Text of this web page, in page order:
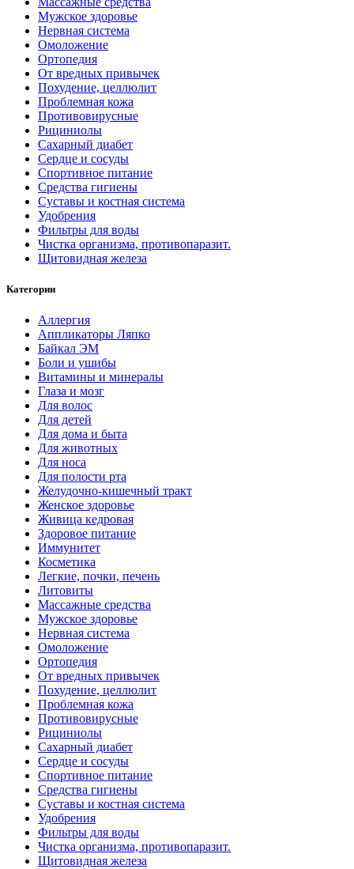
Мужское здоровье
Нервная система
Омоложение
Ортопедия
От вредных привычек
Похудение, целлюлит
Проблемная кожа
Противовирусные
Рициниолы
Сахарный диабет
Сердце и сосуды
Спортивное питание
Средства гигиены
Суставы и костная система
Удобрения
Фильтры для воды
Чистка организма, противопаразит.
Щитовидная железа
Категории
Аллергия
Аппликаторы Ляпко
Байкал ЭМ
Боли и ушибы
Витамины и минералы
Глаза и мозг
Для волос
Для детей
Для дома и быта
Для животных
Для носа
Для полости рта
Желудочно-кишечный тракт
Женское здоровье
Живица кедровая
Здоровое питание
Иммунитет
Косметика
Легкие, почки, печень
Литовиты
Массажные средства
Мужское здоровье
Нервная система
Омоложение
Ортопедия
От вредных привычек
Похудение, целлюлит
Проблемная кожа
Противовирусные
Рициниолы
Сахарный диабет
Сердце и сосуды
Спортивное питание
Средства гигиены
Суставы и костная система
Удобрения
Фильтры для воды
Чистка организма, противопаразит.
Щитовидная железа